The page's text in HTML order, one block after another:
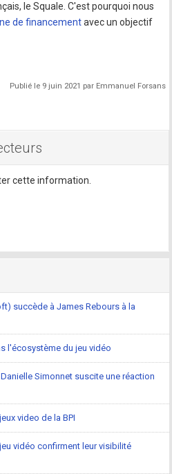
le Squale. C'est pourquoi nous
de financementavec un objectif
Publié le 9 juin 2021 par Emmanuel Forsans
cette information.
succède à James Rebours à la
l'écosystème du jeu vidéo
Simonnet suscite une réaction
video de la BPI
vidéo confirment leur visibilité